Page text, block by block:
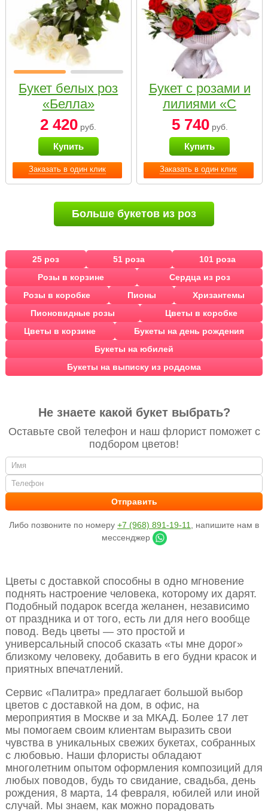
Заказать в один клик
Букет белых роз
«Белла»
2 420 руб.
Купить
Заказать в один клик
Букет с розами и
лилиями «С
наилучшими
пожеланиями»
5 740руб.
Купить
Больше букетов из роз
25 роз 51 роза
101 роза
Розы в корзине
Сердца из роз
Розы в коробке
Пионы
Хризантемы
Пионовидные розы
Цветы в коробке
Цветы в корзине
Букеты на день рождения
Букеты на юбилей
Букеты на выписку из роддома
Не знаете какой букет выбрать?
Оставьте свой телефон и наш флорист поможет с
подбором цветов!
Либо позвоните по номеру +7 (968) 891-19-11
, напишите нам в
мессенджер
Цветы с доставкой способны в одно мгновение
поднять настроение человека, которому их дарят.
Подобный подарок всегда желанен, независимо
от праздника и от того, есть ли для него вообще
повод. Ведь цветы — это простой и
универсальный способ сказать «ты мне дорог»
близкому человеку, добавить в его будни красок и
приятных впечатлений.
Сервис «Палитра» предлагает большой выбор
цветов с доставкой на дом, в офис, на
мероприятия в Москве и за МКАД. Более 17 лет
мы помогаем своим клиентам выразить свои
чувства в уникальных свежих букетах, собранных
с любовью. Наши флористы обладают
многолетним опытом оформления композиций для
любых поводов, будь то свидание, свадьба, день
рождения, 8 марта, 14 февраля, юбилей или иной
случай. Мы знаем, как можно порадовать